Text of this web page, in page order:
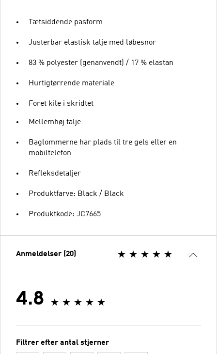
Tætsiddende pasform
Justerbar elastisk talje med løbesnor
83 % polyester (genanvendt) / 17 % elastan
Hurtigtørrende materiale
Foret kile i skridtet
Mellemhøj talje
Baglommerne har plads til tre gels eller en
mobiltelefon
Refleksdetaljer
Produktfarve: Black / Black
Produktkode: JC7665
Anmeldelser (20)
4.8
Filtrer efter antal stjerner